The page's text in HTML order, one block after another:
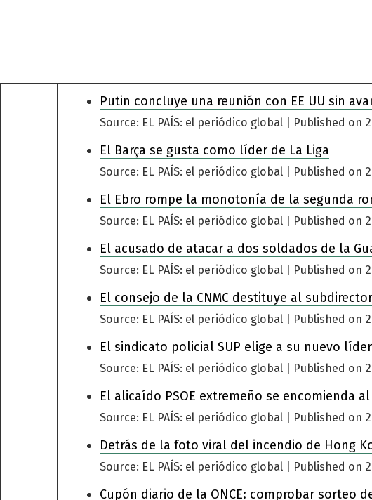
Putin concluye una reunión con EE UU sin
Source: EL PAÍS: el periódico global Published on
El Barça se gusta como líder de La Liga
Source: EL PAÍS: el periódico global Published on
El Ebro rompe la monotonía de la segunda
Source: EL PAÍS: el periódico global Published on
El acusado de atacar a dos soldados de la
Source: EL PAÍS: el periódico global Published on
El consejo de la CNMC destituye al
Source: EL PAÍS: el periódico global Published on
El sindicato policial SUP elige a su nuevo
Source: EL PAÍS: el periódico global Published on
El alicaído PSOE extremeño se encomienda
Source: EL PAÍS: el periódico global Published on
Detrás de la foto viral del incendio de Hong
Source: EL PAÍS: el periódico global Published on
Cupón diario de la ONCE: comprobar sorteo